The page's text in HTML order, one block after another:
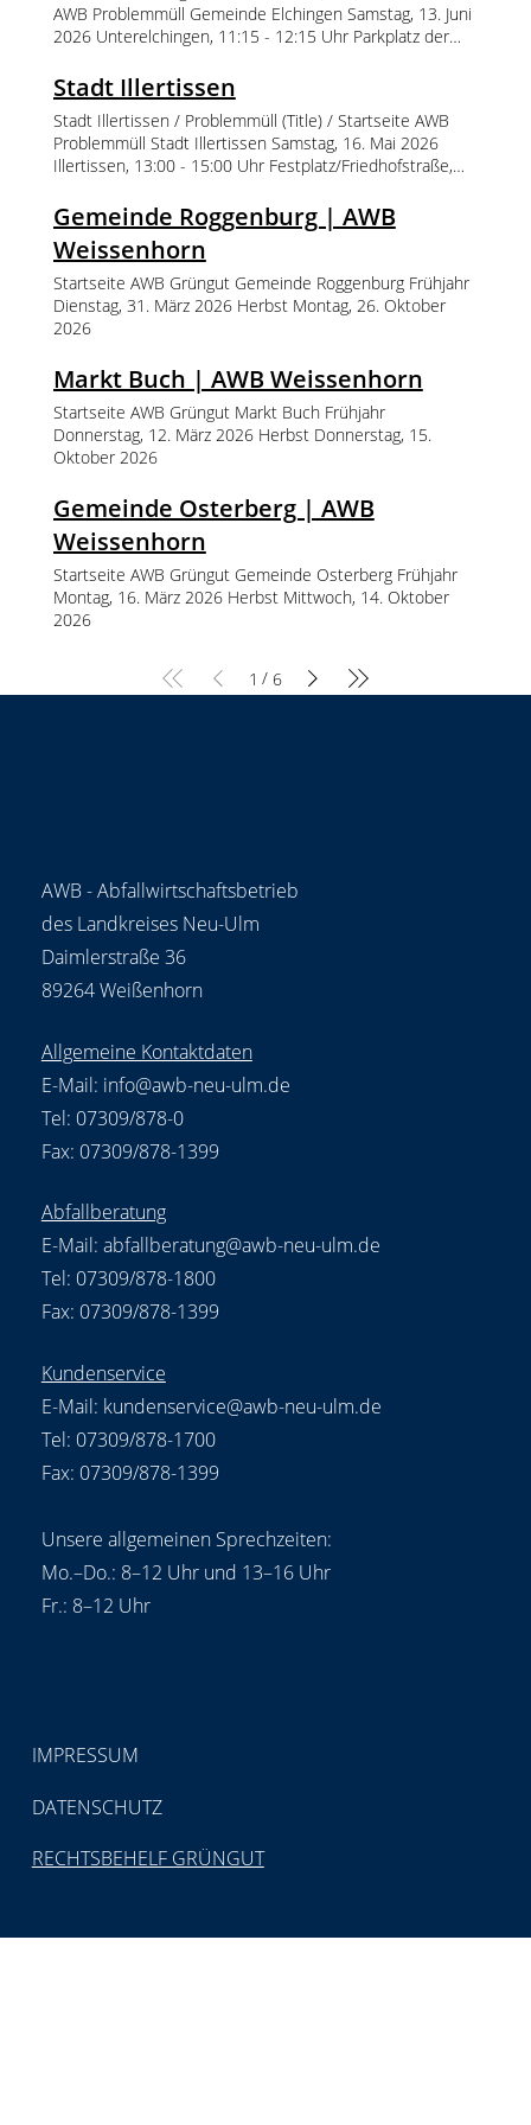
Vöhringen. Hier bleibt alles wie gehabt.
AWB Problemmüll Gemeinde Elchingen Samstag, 13. Juni
2026 Unterelchingen, 11:15 - 12:15 Uhr Parkplatz der
Parkplatz Konstantin-Vidal-Haus, Göttinger Weg
Thalfingen, 14:15 - 15:15 Uhr Bauhof, Eichenstraße /
Industriestraße Samstag, 24. Oktober 2026
Unterelchingen, 11:15 - 12:15 Uhr Parkplatz der KSV-
Halle, Jahnweg 13 Oberelchingen, 12:45 - 13:45 Uhr
Thalfingen, 14:15 - 15:15 Uhr Bauhof, Eichenstraße /
Industriestraße
Stadt Illertissen
Stadt Illertissen / Problemmüll (Title) / Startseite AWB
Problemmüll Stadt Illertissen Samstag, 16. Mai 2026
Illertissen, 13:00 - 15:00 Uhr Festplatz/Friedhofstraße,
Illertissen, 13:00 - 15:00 Uhr Festplatz/Friedhofstraße,
Ecke Siemensstraße
Gemeinde Roggenburg | AWB
Weissenhorn
Startseite AWB Grüngut Gemeinde Roggenburg Frühjahr
Dienstag, 31. März 2026 Herbst Montag, 26. Oktober
2026
Markt Buch | AWB Weissenhorn
Startseite AWB Grüngut Markt Buch Frühjahr
Donnerstag, 12. März 2026 Herbst Donnerstag, 15.
Oktober 2026
Gemeinde Osterberg | AWB
Weissenhorn
Startseite AWB Grüngut Gemeinde Osterberg Frühjahr
Montag, 16. März 2026 Herbst Mittwoch, 14. Oktober
2026
1 / 6
AWB - Abfallwirtschaftsbetrieb
des Landkreises Neu-Ulm
Daimlerstraße 36
89264 Weißenhorn
Allgemeine Kontaktdaten
E-Mail: info@awb-neu-ulm.de
Tel: 07309/878-0
Fax: 07309/878-1399
Abfallberatung
E-Mail: abfallberatung@awb-neu-ulm.de
Tel: 07309/878-1800
Fax: 07309/878-1399
Kundenservice
E-Mail: kundenservice@awb-neu-ulm.de
Tel: 07309/878-1700
Fax: 07309/878-1399
Unsere allgemeinen Sprechzeiten:
Mo.–Do.: 8–12 Uhr und 13–16 Uhr
Fr.: 8–12 Uhr
IMPRESSUM
DATENSCHUTZ
RECHTSBEHELF GRÜNGUT